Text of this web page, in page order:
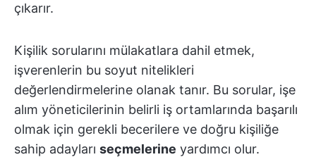
çıkarır.
Kişilik sorularını mülakatlara dahil etmek,
işverenlerin bu soyut nitelikleri
değerlendirmelerine olanak tanır. Bu sorular, işe
alım yöneticilerinin belirli iş ortamlarında başarılı
olmak için gerekli becerilere ve doğru kişiliğe
sahip adayları seçmelerine yardımcı olur.